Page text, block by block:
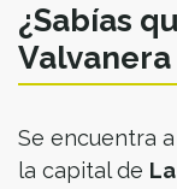
¿Sabías
Valvanera
Se encuentra
la capital de